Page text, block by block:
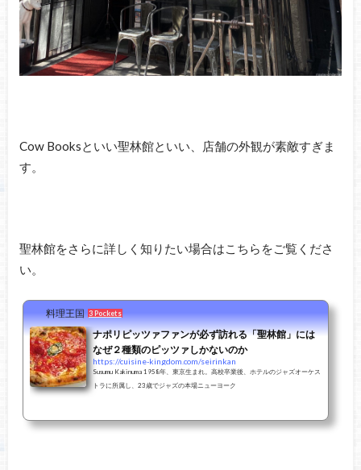
Cow Booksといい聖林館といい、店舗の外観が素敵すぎま
す。
聖林館をさらに詳しく知りたい場合はこちらをご覧くださ
い。
料理王国 3 Pockets
ナポリピッツァファンが必ず訪れる「聖林館」には
なぜ２種類のピッツァしかないのか
https://cuisine-kingdom.com/seirinkan
Susumu Kakinuma 1958年、東京生まれ。高校卒業後、ホテルのジャズオーケス
トラに所属し、23歳でジャズの本場ニューヨーク